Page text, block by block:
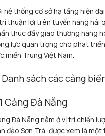
hệ thống cơ sở hạ tầng hiện
thuận lợi trên tuyến hàng hải
thúc đẩy giao thương hàng
lực quan trọng cho phát
miền Trung Việt Nam.
Danh sách các cảng
Cảng Đà Nẵng
Đà Nẵng nằm ở vị trí chiến
đảo Sơn Trà, được xem là